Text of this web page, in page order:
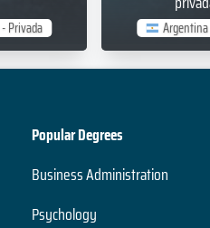
Privada
Popular Degrees
Business Administration
Psychology